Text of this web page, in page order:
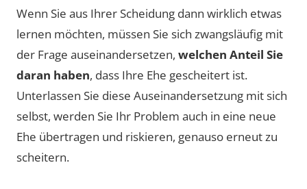
Wenn Sie aus Ihrer Scheidung dann wirklich etwas
lernen möchten, müssen Sie sich zwangsläufig mit
der Frage auseinandersetzen, welchen Anteil Sie
daran haben, dass Ihre Ehe gescheitert ist.
Unterlassen Sie diese Auseinandersetzung mit sich
selbst, werden Sie Ihr Problem auch in eine neue
Ehe übertragen und riskieren, genauso erneut zu
scheitern.